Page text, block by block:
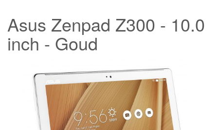
Asus Zenpad Z300 - 10.0
inch - Goud